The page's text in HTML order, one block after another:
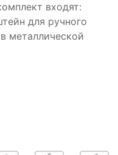
входят:
для ручного
металлической